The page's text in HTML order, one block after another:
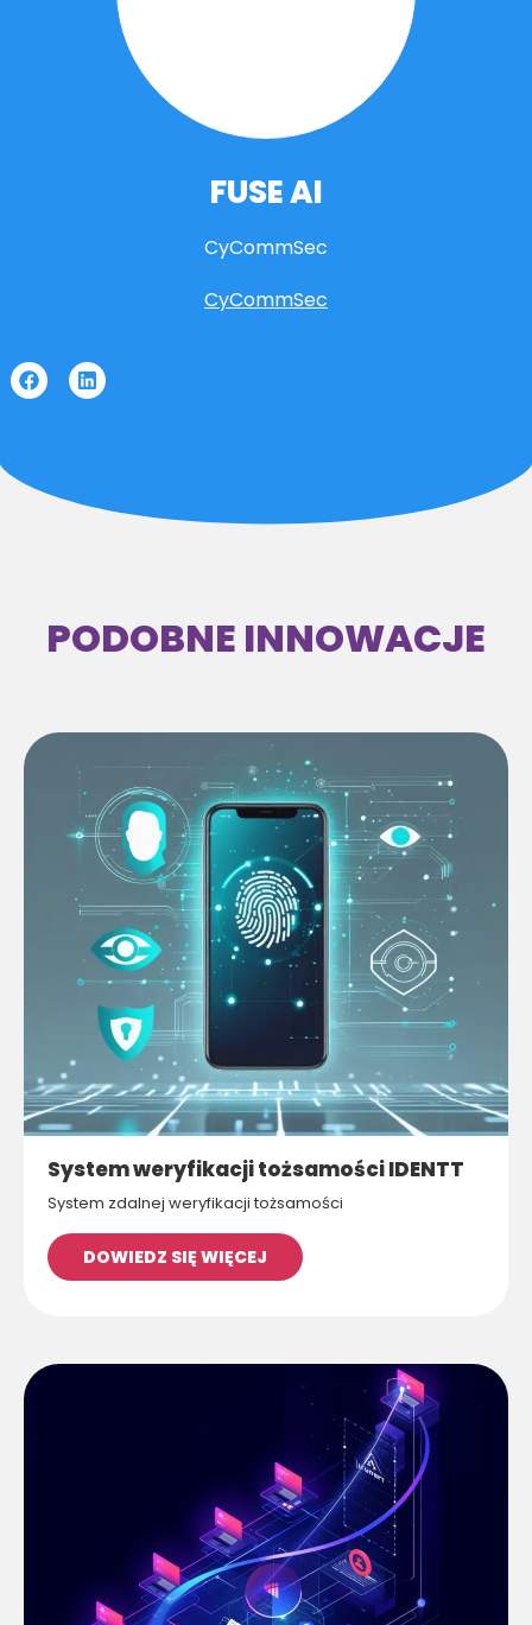
FUSE AI
CyCommSec
CyCommSec
PODOBNE INNOWACJE
System weryfikacji tożsamości IDENTT
System zdalnej weryfikacji tożsamości
DOWIEDZ SIĘ WIĘCEJ